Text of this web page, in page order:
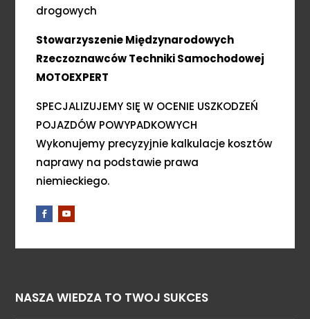
drogowych
Stowarzyszenie Międzynarodowych
Rzeczoznawców Techniki Samochodowej
MOTOEXPERT
SPECJALIZUJEMY SIĘ W OCENIE USZKODZEŃ
POJAZDÓW POWYPADKOWYCH
Wykonujemy precyzyjnie kalkulacje kosztów
naprawy na podstawie prawa
niemieckiego.
NASZA WIEDZA TO TWOJ SUKCES